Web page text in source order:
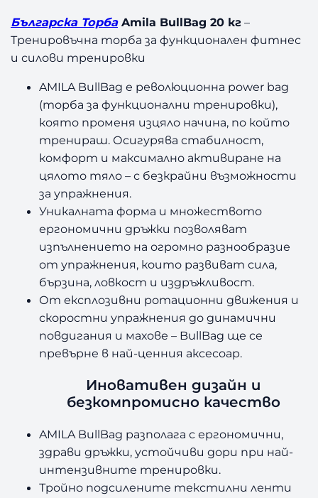
к
а
Т
Българска ТорбаAmila BullBag 20 кг –
Тренировъчна торба за функционален фитнес
и силови тренировки
AMILA BullBag е революционна power bag
(торба за функционални тренировки),
която променя изцяло начина, по който
тренираш. Осигурява стабилност,
комфорт и максимално активиране на
цялото тяло – с безкрайни възможности
за упражнения.
Уникалната форма и множеството
ергономични дръжки позволяват
изпълнението на огромно разнообразие
от упражнения, които развиват сила,
бързина, ловкост и издръжливост.
От експлозивни ротационни движения и
скоростни упражнения до динамични
повдигания и махове – BullBag ще се
превърне в най-ценния аксесоар.
Иновативен дизайн и
безкомпромисно качество
AMILA BullBag разполага с ергономични,
здрави дръжки, устойчиви дори при най-
интензивните тренировки.
Тройно подсилените текстилни ленти